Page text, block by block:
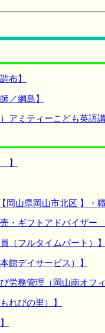
布】
／綱島】
ミティーこども英語講
】
岡山県岡山市北区 】・
・ギフトアドバイザー
（フルタイムパート）】
館デイサービス）】
労務管理（岡山南オフィ
れびの里）】